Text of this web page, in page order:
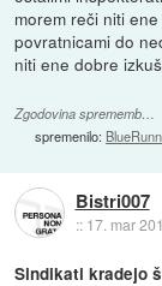
morem reči niti
povratnicami do
niti ene dobre
Zgodovina sprememb…
spremenilo:
Bistri007
:: 17. mar
Sindikati kradejo